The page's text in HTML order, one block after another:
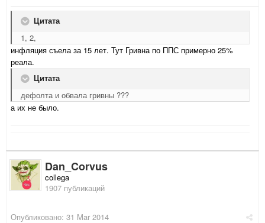
Цитата
1, 2,
инфляция съела за 15 лет. Тут Гривна по ППС примерно 25%
реала.
Цитата
дефолта и обвала гривны ???
а их не было.
Dan_Corvus
collega
1907 публикаций
Опубликовано: 31 Mar 2014